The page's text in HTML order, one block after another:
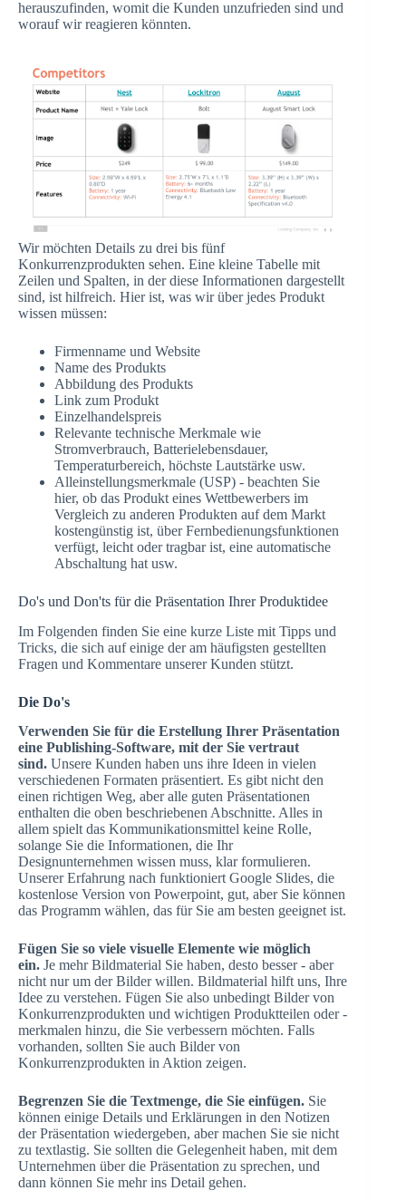
herauszufinden, womit die Kunden unzufrieden sind und
worauf wir reagieren könnten.
Wir möchten Details zu drei bis fünf
Konkurrenzprodukten sehen. Eine kleine Tabelle mit
Zeilen und Spalten, in der diese Informationen dargestellt
sind, ist hilfreich. Hier ist, was wir über jedes Produkt
wissen müssen:
Firmenname und Website
Name des Produkts
Abbildung des Produkts
Link zum Produkt
Einzelhandelspreis
Relevante technische Merkmale wie
Stromverbrauch, Batterielebensdauer,
Temperaturbereich, höchste Lautstärke usw.
Alleinstellungsmerkmale (USP) - beachten Sie
hier, ob das Produkt eines Wettbewerbers im
Vergleich zu anderen Produkten auf dem Markt
kostengünstig ist, über Fernbedienungsfunktionen
verfügt, leicht oder tragbar ist, eine automatische
Abschaltung hat usw.
Do's und Don'ts für die Präsentation Ihrer Produktidee
Im Folgenden finden Sie eine kurze Liste mit Tipps und
Tricks, die sich auf einige der am häufigsten gestellten
Fragen und Kommentare unserer Kunden stützt.
Die Do's
Verwenden Sie für die Erstellung Ihrer Präsentation
eine Publishing-Software, mit der Sie vertraut
sind. Unsere Kunden haben uns ihre Ideen in vielen
verschiedenen Formaten präsentiert. Es gibt nicht den
einen richtigen Weg, aber alle guten Präsentationen
enthalten die oben beschriebenen Abschnitte. Alles in
allem spielt das Kommunikationsmittel keine Rolle,
solange Sie die Informationen, die Ihr
Designunternehmen wissen muss, klar formulieren.
Unserer Erfahrung nach funktioniert Google Slides, die
kostenlose Version von Powerpoint, gut, aber Sie können
das Programm wählen, das für Sie am besten geeignet ist.
Fügen Sie so viele visuelle Elemente wie möglich
ein. Je mehr Bildmaterial Sie haben, desto besser - aber
nicht nur um der Bilder willen. Bildmaterial hilft uns, Ihre
Idee zu verstehen. Fügen Sie also unbedingt Bilder von
Konkurrenzprodukten und wichtigen Produktteilen oder -
merkmalen hinzu, die Sie verbessern möchten. Falls
vorhanden, sollten Sie auch Bilder von
Konkurrenzprodukten in Aktion zeigen.
Begrenzen Sie die Textmenge, die Sie einfügen. Sie
können einige Details und Erklärungen in den Notizen
der Präsentation wiedergeben, aber machen Sie sie nicht
zu textlastig. Sie sollten die Gelegenheit haben, mit dem
Unternehmen über die Präsentation zu sprechen, und
dann können Sie mehr ins Detail gehen.